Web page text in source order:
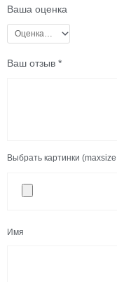
Ваша оценка
Ваш отзыв *
Выбрать картинки
Имя